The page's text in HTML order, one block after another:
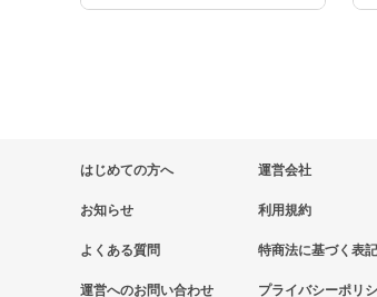
はじめての方へ
お知らせ
よくある質問
運営へのお問い合わせ
運営会社
利用規約
特商法に基づく表記
プライバシーポリ